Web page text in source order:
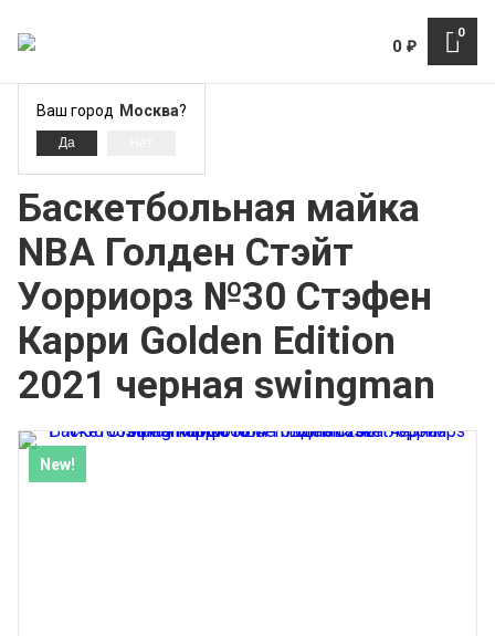
0
0 ₽
Ваш город Москва?
Стефен Карри
Баскетбольная майка
NBA Голден Стэйт
Уорриорз №30 Стэфен
Карри Golden Edition
2021 черная swingman
New!